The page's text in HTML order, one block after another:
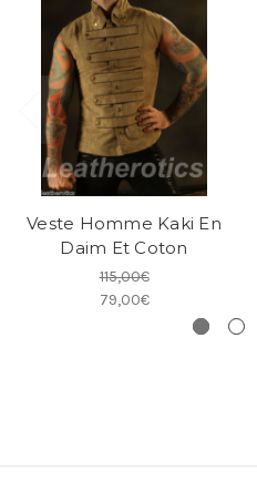
Veste Homme Kaki En
Daim Et Coton
115,00€
79,00€